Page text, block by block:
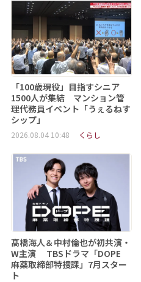
「100歳現役」目指すシニア
1500人が集結 マンション管
理代務員イベント「うぇるねす
シップ」
2026.08.04 10:48 くらし
髙橋海人＆中村倫也が初共演・
W主演 TBSドラマ「DOPE
麻薬取締部特捜課」7月スター
ト